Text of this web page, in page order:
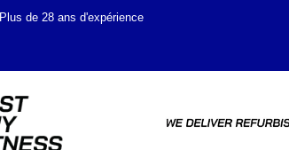
Plus de 28 ans d'expérience